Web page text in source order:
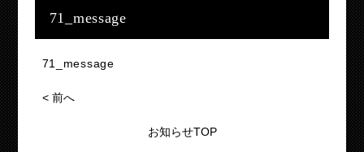
71_message
71_message
<前へ
お知らせTOP